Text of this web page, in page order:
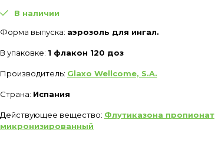
В наличии
Форма выпуска: аэрозоль для ингал.
В упаковке: 1 флакон 120 доз
Производитель: Glaxo Wellcome, S.A.
Страна: Испания
Действующее вещество: Флутиказона пропионат
микронизированный